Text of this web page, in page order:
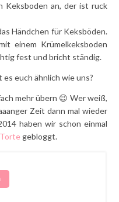
Keksboden an, der ist ruck
Händchen für Keksböden.
einem Krümelkeksboden
fest und bricht ständig.
euch ähnlich wie uns?
mehr übern 😉 Wer weiß,
Zeit dann mal wieder
haben wir schon einmal
gebloggt.